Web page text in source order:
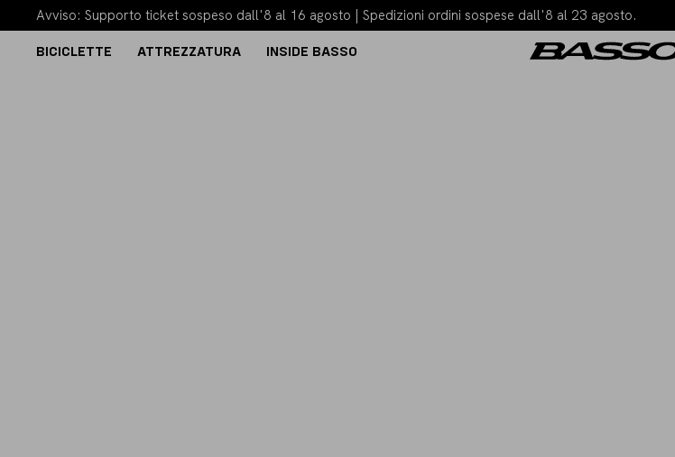
Avviso: Supporto ticket sospeso dall'8 al 16 agosto | Spedizioni ordini sospese dall'8 al 23 agosto.
BICICLETTE
ATTREZZATURA INSIDE BASSO